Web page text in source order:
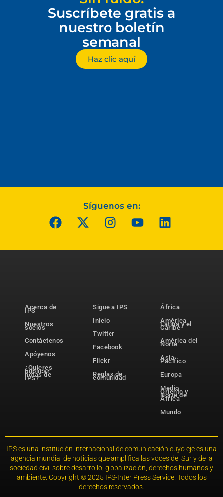
Suscríbete gratis a
nuestro boletín
semanal
Haz clic aquí
Síguenos en:
Acerca de
IPS
Nuestros
socios
Contáctenos
Apóyenos
¿Quieres
publicar
notas de
IPS?
Sigue a IPS
Inicio
Twitter
Facebook
Flickr
Reglas de
comunidad
África
América
Latina y el
Caribe
América del
Norte
Asia-
Pacífico
Europa
Medio
Oriente y
Norte de
África
Mundo
IPS es una institución internacional de comunicación cuyo eje es una
agencia mundial de noticias que amplifica las voces del Sur y de la
sociedad civil sobre desarrollo, globalización, derechos humanos y
ambiente. Copyright © 2025 IPS-Inter Press Service. Todos los
derechos reservados.